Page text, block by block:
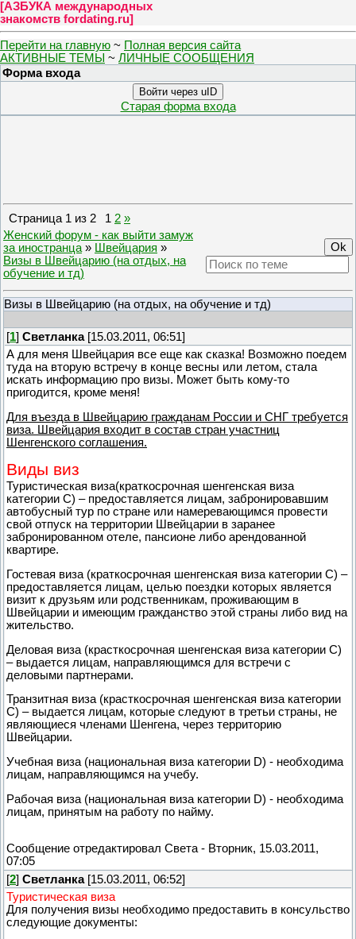
[АЗБУКА международных
знакомств fordating.ru]
Перейти на главную ~ Полная версия сайта
АКТИВНЫЕ ТЕМЫ ~ ЛИЧНЫЕ СООБЩЕНИЯ
Форма входа
Войти через uID
Старая форма входа
Страница 1 из 2 1 2 »
Женский форум - как выйти замуж
за иностранца » Швейцария »
Визы в Швейцарию (на отдых, на
обучение и тд)
Визы в Швейцарию (на отдых, на обучение и тд)
[1] Светланка[15.03.2011, 06:51]
А для меня Швейцария все еще как сказка! Возможно поедем
туда на вторую встречу в конце весны или летом, стала
искать информацию про визы. Может быть кому-то
пригодится, кроме меня!
Для въезда в Швейцарию гражданам России и СНГ требуется
виза. Швейцария входит в состав стран участниц
Шенгенского соглашения.
Виды виз
Туристическая виза(краткосрочная шенгенская виза
категории С) – предоставляется лицам, забронировавшим
автобусный тур по стране или намеревающимся провести
свой отпуск на территории Швейцарии в заранее
забронированном отеле, пансионе либо арендованной
квартире.
Гостевая виза (краткосрочная шенгенская виза категории С) –
предоставляется лицам, целью поездки которых является
визит к друзьям или родственникам, проживающим в
Швейцарии и имеющим гражданство этой страны либо вид на
жительство.
Деловая виза (красткосрочная шенгенская виза категории С)
– выдается лицам, направляющимся для встречи с
деловыми партнерами.
Транзитная виза (красткосрочная шенгенская виза категории
С) – выдается лицам, которые следуют в третьи страны, не
являющиеся членами Шенгена, через территорию
Швейцарии.
Учебная виза (национальная виза категории D) - необходима
лицам, направляющимся на учебу.
Рабочая виза (национальная виза категории D) - необходима
лицам, принятым на работу по найму.
Сообщение отредактировал Света- Вторник, 15.03.2011,
07:05
[2] Светланка[15.03.2011, 06:52]
Туристическая виза
Для получения визы необходимо предоставить в консульство
следующие документы: